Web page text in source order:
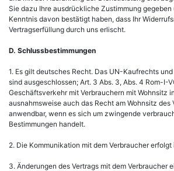
Sie dazu Ihre ausdrückliche Zustimmung
Kenntnis davon bestätigt haben, dass Ihr
Vertragserfüllung durch uns erlischt.
D. Schlussbestimmungen
1. Es gilt deutsches Recht. Das UN-Kaufrechts
sind ausgeschlossen; Art. 3 Abs. 3, Abs. 4 Rom-I-
Geschäftsverkehr mit Verbrauchern mit Wohnsitz
ausnahmsweise auch das Recht am Wohnsitz des
anwendbar, wenn es sich um zwingende
Bestimmungen handelt.
2. Die Kommunikation mit dem Verbraucher
3. Änderungen des Vertrags mit dem Verbraucher